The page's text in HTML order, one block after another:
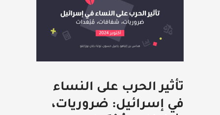
تأثير الحرب على النساء
في إسرائيل: ضروريات،